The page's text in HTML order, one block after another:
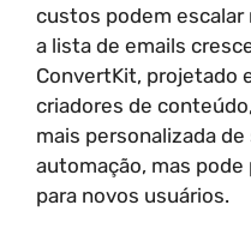
custos podem escalar
a lista de emails
ConvertKit, projetado
criadores de
mais personalizada
automação, mas
para novos usuários.